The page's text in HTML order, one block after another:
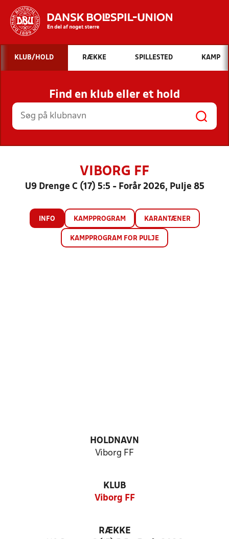
Hvad vil du søge efter?
INDHOLD OG NYHEDER
STILLINGER, RESULTATER, KLUBBER OG
HOLD
KLUB/HOLD RÆKKE SPILLESTED KAMP
Find en klub eller et hold
VIBORG FF
U9 Drenge C (17) 5:5 - Forår 2026, Pulje 85
INFO KAMPPROGRAM KARANTÆNER
KAMPPROGRAM FOR PULJE
HOLDNAVN
Viborg FF
KLUB
Viborg FF
RÆKKE